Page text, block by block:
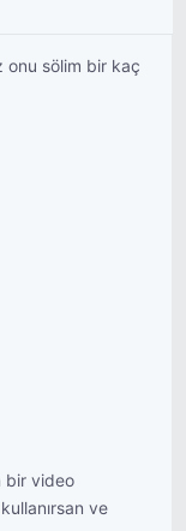
onu sölim bir kaç
bir video
ve